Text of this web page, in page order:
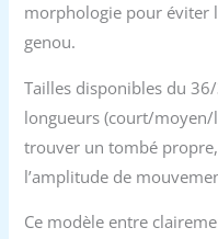
morphologie pour éviter
genou.
Tailles disponibles du
longueurs (court/moyen/
trouver un tombé
l’amplitude de
Ce modèle entre